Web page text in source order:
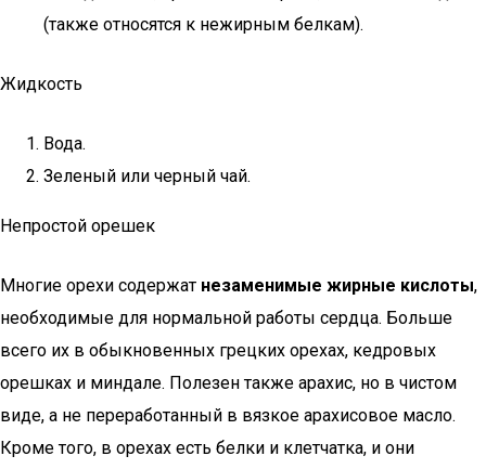
(также относятся к нежирным белкам).
Жидкость
Вода.
Зеленый или черный чай.
Непростой орешек
Многие орехи содержат незаменимые жирные кислоты,
необходимые для нормальной работы сердца. Больше
всего их в обыкновенных грецких орехах, кедровых
орешках и миндале. Полезен также арахис, но в чистом
виде, а не переработанный в вязкое арахисовое масло.
Кроме того, в орехах есть белки и клетчатка, и они